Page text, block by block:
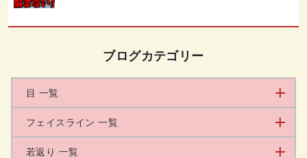
ブログカテゴリー
目 一覧
フェイスライン 一覧
若返り 一覧